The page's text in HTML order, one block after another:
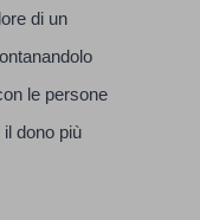
di un
le persone
dono più